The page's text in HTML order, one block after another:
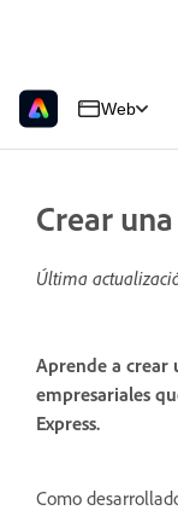
Web
Crear
Última
Aprende a crear
empresariales
Express.
Como